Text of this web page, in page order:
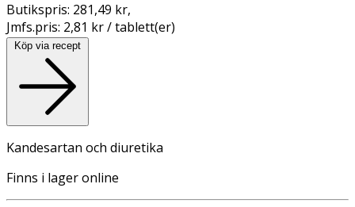
Butikspris: 281,49 kr,
Jmfs.pris: 2,81 kr / tablett(er)
Köp via recept
Kandesartan och diuretika
Finns i lager online